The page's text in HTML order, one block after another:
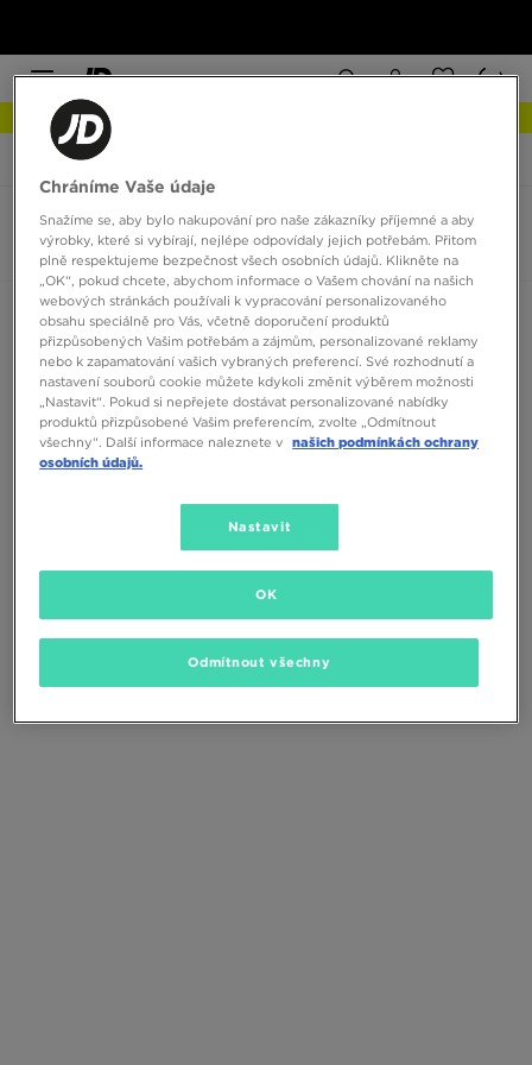
JD Sports Nike Waffle One
Nike Waffle One
0 produktů
Seřadit:Doporučené Filtrovat
Žádné produkty k zobrazení
Změňte kritéria vyhledávání nebo
odstraňte vybrané filtry
Chráníme Vaše údaje
Snažíme se, aby bylo nakupování pro naše zákazníky příjemné a aby
výrobky, které si vybírají, nejlépe odpovídaly jejich potřebám. Přitom
plně respektujeme bezpečnost všech osobních údajů. Klikněte na
„OK“, pokud chcete, abychom informace o Vašem chování na našich
webových stránkách používali k vypracování personalizovaného
obsahu speciálně pro Vás, včetně doporučení produktů
přizpůsobených Vašim potřebám a zájmům, personalizované reklamy
nebo k zapamatování vašich vybraných preferencí. Své rozhodnutí a
nastavení souborů cookie můžete kdykoli změnit výběrem možnosti
„Nastavit“. Pokud si nepřejete dostávat personalizované nabídky
produktů přizpůsobené Vašim preferencím, zvolte „Odmítnout
všechny“. Další informace naleznete v našich podmínkách ochrany
osobních údajů.
Nastavit
Odmítnout všechny
OK